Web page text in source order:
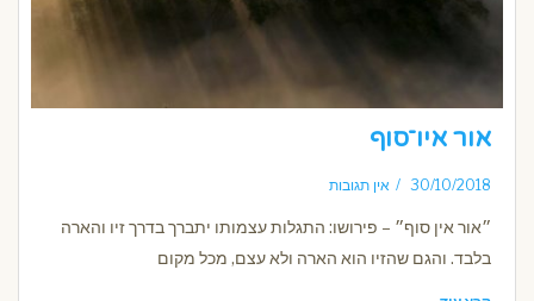
אור איו־סוף
30/10/2018 אין תגובות
״אור אין סוף״ – פירושו: התגלות עצמותו יתברך בדרך זיו והארה
בלבד. והגם שהזיו הוא הארה ולא עצם, מכל מקום